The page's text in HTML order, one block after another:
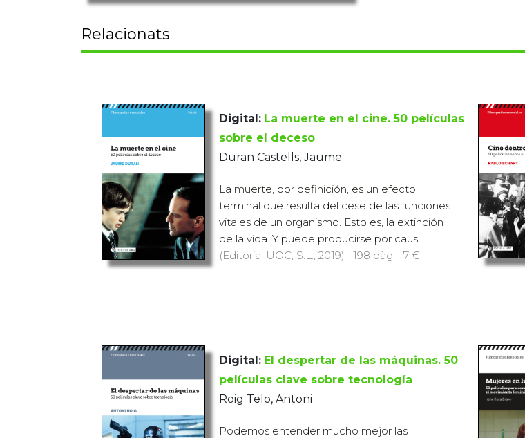
Relacionats
Digital: La muerte en el cine. 50 películas
sobre el deceso
Duran Castells, Jaume
La muerte, por definición, es un efecto
terminal que resulta del cese de las funciones
vitales de un organismo. Esto es, la extinción
de la vida. Y puede producirse por caus...
(Editorial UOC, S.L., 2019) · 198 pàg. · 7 €
Digital: El despertar de las máquinas. 50
películas clave sobre tecnología
Roig Telo, Antoni
Podemos entender mucho mejor las